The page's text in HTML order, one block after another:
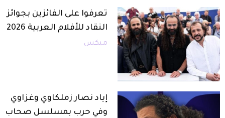
تعرفوا على الفائزين بجوائز
النقاد للأفلام العربية 2026
ميكس
إياد نصار زملكاوي وغزاوي
وفي حرب بمسلسل صحاب